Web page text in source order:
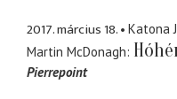
2017. március 18.
Katona
Martin McDonagh
Pierrepoint